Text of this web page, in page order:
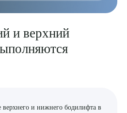
и верхний
и нижнего бодилифта в